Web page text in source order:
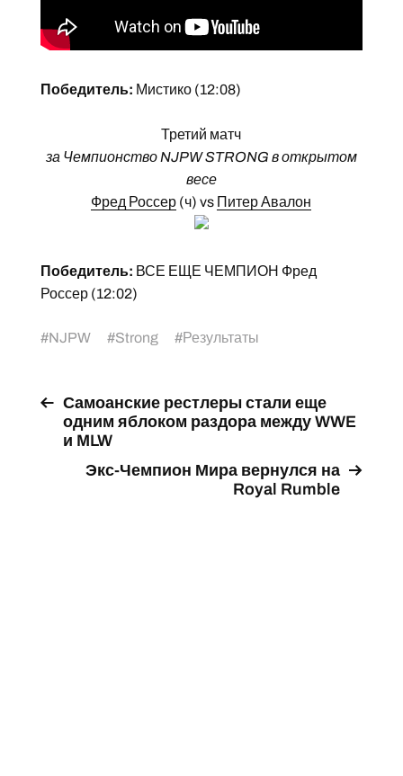
Победитель: Мистико (12:08)
Третий матч
за Чемпионство NJPW STRONG в открытом
весе
Фред Россер (ч) vs Питер Авалон
Победитель: ВСЕ ЕЩЕ ЧЕМПИОН Фред
Россер (12:02)
#NJPW #Strong #Результаты
Самоанские рестлеры стали еще
одним яблоком раздора между WWE
и MLW
Экс-Чемпион Мира вернулся на
Royal Rumble